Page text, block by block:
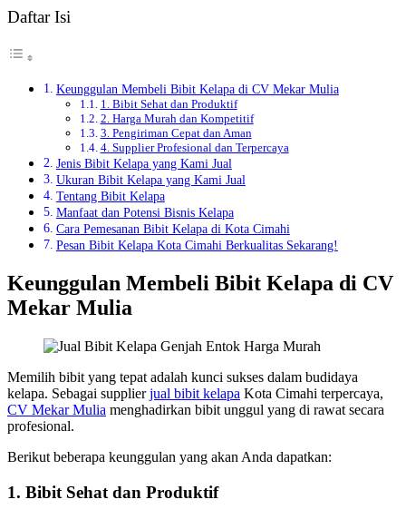
Daftar Isi
Keunggulan Membeli Bibit Kelapa di CV Mekar Mulia
1. Bibit Sehat dan Produktif
2. Harga Murah dan Kompetitif
3. Pengiriman Cepat dan Aman
4. Supplier Profesional dan Terpercaya
Jenis Bibit Kelapa yang Kami Jual
Ukuran Bibit Kelapa yang Kami Jual
Tentang Bibit Kelapa
Manfaat dan Potensi Bisnis Kelapa
Cara Pemesanan Bibit Kelapa di Kota Cimahi
Pesan Bibit Kelapa Kota Cimahi Berkualitas Sekarang!
Keunggulan Membeli Bibit Kelapa di CV
Mekar Mulia
Memilih bibit yang tepat adalah kunci sukses dalam budidaya
kelapa. Sebagai supplierjual bibit kelapa Kota Cimahi terpercaya,
CV Mekar Mulia menghadirkan bibit unggul yang di rawat secara
profesional.
Berikut beberapa keunggulan yang akan Anda dapatkan:
1. Bibit Sehat dan Produktif